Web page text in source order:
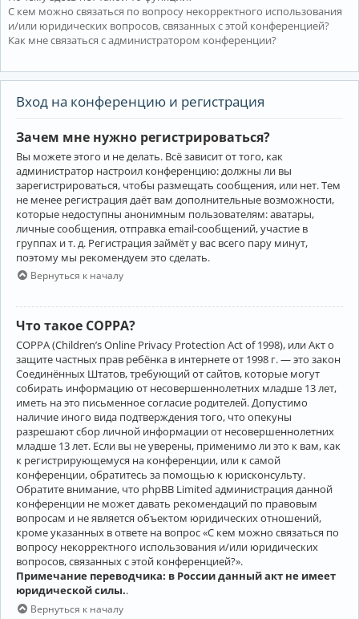
С кем можно связаться по вопросу некорректного использования
и/или юридических вопросов, связанных с этой конференцией?
Как мне связаться с администратором конференции?
Вход на конференцию и регистрация
Зачем мне нужно регистрироваться?
Вы можете этого и не делать. Всё зависит от того, как
администратор настроил конференцию: должны ли вы
зарегистрироваться, чтобы размещать сообщения, или нет. Тем
не менее регистрация даёт вам дополнительные возможности,
которые недоступны анонимным пользователям: аватары,
личные сообщения, отправка email-сообщений, участие в
группах и т. д. Регистрация займёт у вас всего пару минут,
поэтому мы рекомендуем это сделать.
Вернуться к началу
Что такое COPPA?
COPPA (Children’s Online Privacy Protection Act of 1998), или Акт о
защите частных прав ребёнка в интернете от 1998 г. — это закон
Соединённых Штатов, требующий от сайтов, которые могут
собирать информацию от несовершеннолетних младше 13 лет,
иметь на это письменное согласие родителей. Допустимо
наличие иного вида подтверждения того, что опекуны
разрешают сбор личной информации от несовершеннолетних
младше 13 лет. Если вы не уверены, применимо ли это к вам, как
к регистрирующемуся на конференции, или к самой
конференции, обратитесь за помощью к юрисконсульту.
Обратите внимание, что phpBB Limited администрация данной
конференции не может давать рекомендаций по правовым
вопросам и не является объектом юридических отношений,
кроме указанных в ответе на вопрос «С кем можно связаться по
вопросу некорректного использования и/или юридических
вопросов, связанных с этой конференцией?».
Примечание переводчика: в России данный акт не имеет
юридической силы..
Вернуться к началу